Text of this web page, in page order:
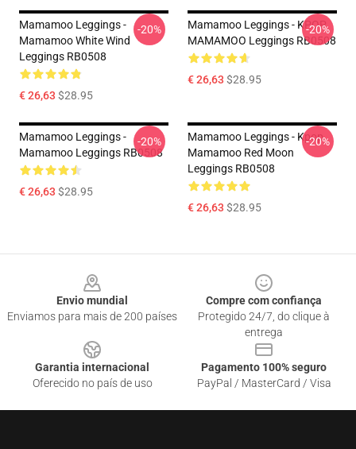
Mamamoo Leggings -
Mamamoo White Wind
Leggings RB0508
€ 26,63 $28.95
-20%
Mamamoo Leggings - KPOP
MAMAMOO Leggings RB0508
€ 26,63 $28.95
-20%
Mamamoo Leggings -
Mamamoo Leggings RB0508
€ 26,63 $28.95
-20%
Mamamoo Leggings - Kpop
Mamamoo Red Moon
Leggings RB0508
€ 26,63 $28.95
-20%
Envio mundial
Enviamos para mais de 200 países
Compre com confiança
Protegido 24/7, do clique à
entrega
Garantia internacional
Oferecido no país de uso
Pagamento 100% seguro
PayPal / MasterCard / Visa